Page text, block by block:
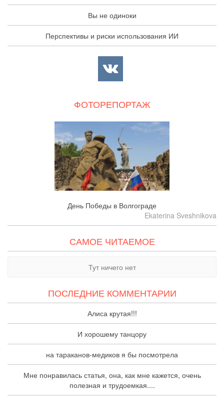
Вы не одиноки
Перспективы и риски использования ИИ
ФОТОРЕПОРТАЖ
День Победы в Волгограде
Ekaterina Sveshnikova
САМОЕ ЧИТАЕМОЕ
Тут ничего нет
ПОСЛЕДНИЕ КОММЕНТАРИИ
Алиса крутая!!!
И хорошему танцору
на тараканов-медиков я бы посмотрела
Мне понравилась статья, она, как мне кажется, очень
полезная и трудоемкая....